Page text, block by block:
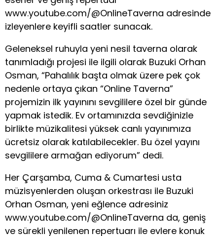
www.youtube.com/@OnlineTaverna adresinde
izleyenlere keyifli saatler sunacak.
Geleneksel ruhuyla yeni nesil taverna olarak
tanımladığı projesi ile ilgili olarak Buzuki Orhan
Osman, “Pahalılık başta olmak üzere pek çok
nedenle ortaya çıkan “Online Taverna”
projemizin ilk yayınını sevgililere özel bir günde
yapmak istedik. Ev ortamınızda sevdiğinizle
birlikte müzikalitesi yüksek canlı yayınımıza
ücretsiz olarak katılabilecekler. Bu özel yayını
sevgililere armağan ediyorum” dedi.
Her Çarşamba, Cuma & Cumartesi usta
müzisyenlerden oluşan orkestrası ile Buzuki
Orhan Osman, yeni eğlence adresiniz
www.youtube.com/@OnlineTaverna da, geniş
ve sürekli yenilenen repertuarı ile evlere konuk